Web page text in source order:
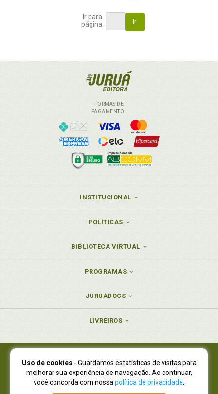
Ir para
página:
Ir
FORMAS DE
PAGAMENTO
INSTITUCIONAL
POLÍTICAS
BIBLIOTECA VIRTUAL
PROGRAMAS
JURUÁDOCS
LIVREIROS
Juruá Editora Ltda., CNPJ 77.535.508/0001-19
Juruá Informática Ltda., CNPJ 01.701.561/0001-80
NOVO ENDEREÇO:R. Flávio Dallegrave, 7665, São Lourenço |
Uso de cookies - Guardamos estatísticas de visitas para
melhorar sua experiência de navegação. Ao continuar,
você concorda com nossa política de privacidade